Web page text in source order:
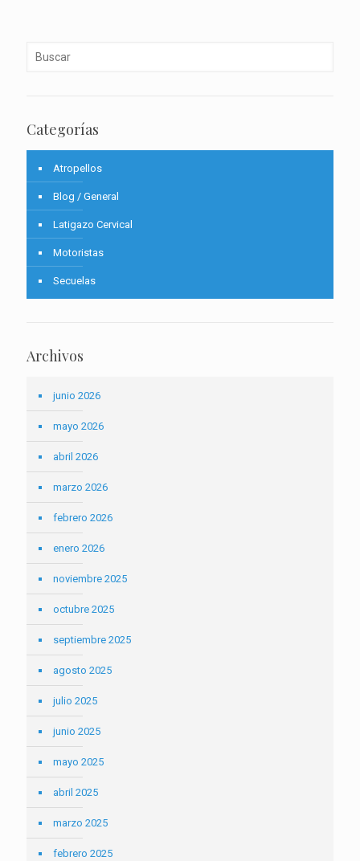
Categorías
Atropellos
Blog / General
Latigazo Cervical
Motoristas
Secuelas
Archivos
junio 2026
mayo 2026
abril 2026
marzo 2026
febrero 2026
enero 2026
noviembre 2025
octubre 2025
septiembre 2025
agosto 2025
julio 2025
junio 2025
mayo 2025
abril 2025
marzo 2025
febrero 2025